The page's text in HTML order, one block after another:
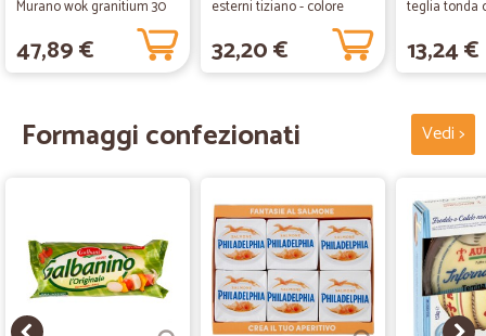
Murano wok granitium 30
47,89 €
esterni tiziano - colore
32,20 €
teglia tonda
13,24 €
Formaggi confezionati Vedi >